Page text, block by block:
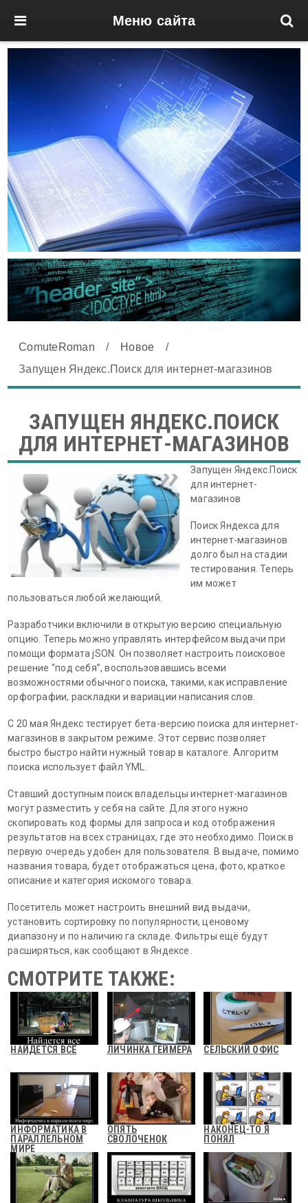
Меню сайта
ComuteRoman / Новое
/
Запущен Яндекс.Поиск для интернет-магазинов
ЗАПУЩЕН ЯНДЕКС.ПОИСК
ДЛЯ ИНТЕРНЕТ-МАГАЗИНОВ
Запущен Яндекс.Поиск
для интернет-
магазинов
Поиск Яндекса для
интернет-магазинов
долго был на стадии
тестирования. Теперь
им может
пользоваться любой желающий.
Разработчики включили в открытую версию специальную
опцию. Теперь можно управлять интерфейсом выдачи при
помощи формата jSON. Он позволяет настроить поисковое
решение “под себя”, воспользовавшись всеми
возможностями обычного поиска, такими, как исправление
орфографии, раскладки и вариации написания слов.
С 20 мая Яндекс тестирует бета-версию поиска для интернет-
магазинов в закрытом режиме. Этот сервис позволяет
быстро быстро найти нужный товар в каталоге. Алгоритм
поиска использует файл YML.
Ставший доступным поиск владельцы интернет-магазинов
могут разместить у себя на сайте. Для этого нужно
скопировать код формы для запроса и код отображения
результатов на всех страницах, где это необходимо. Поиск в
первую очередь удобен для пользователя. В выдаче, помимо
названия товара, будет отображаться цена, фото, краткое
описание и категория искомого товара.
Посетитель может настроить внешний вид выдачи,
установить сортировку по популярности, ценовому
диапазону и по наличию га складе. Фильтры ещё будут
расширяться, как сообщают в Яндексе.
СМОТРИТЕ ТАКЖЕ:
НАЙДЕТСЯ ВСЁ ЛИЧИНКА ГЕЙМЕРА СЕЛЬСКИЙ ОФИС
ИНФОРМАТИКА В
ПАРАЛЛЕЛЬНОМ
МИРЕ
ОПЯТЬ
СВОЛОЧЕНОК
НАКОНЕЦ-ТО Я
ПОНЯЛ